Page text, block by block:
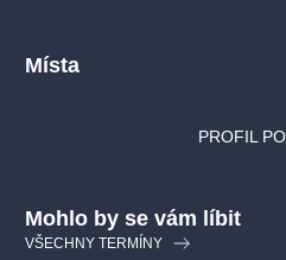
Místa
PROFIL
Mohlo by se vám líbit
VŠECHNY TERMÍNY